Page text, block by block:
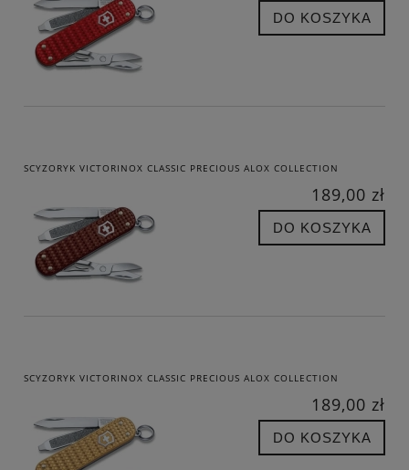
DO KOSZYKA
SCYZORYK VICTORINOX CLASSIC PRECIOUS ALOX COLLECTION
189,00 zł
DO KOSZYKA
SCYZORYK VICTORINOX CLASSIC PRECIOUS ALOX COLLECTION
189,00 zł
DO KOSZYKA